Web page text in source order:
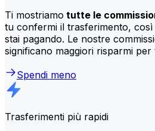
Ti mostriamo tutte le
tu confermi il trasferimento, così
stai pagando. Le nostre
significano maggiori risparmi per
Spendi meno
Trasferimenti più rapidi